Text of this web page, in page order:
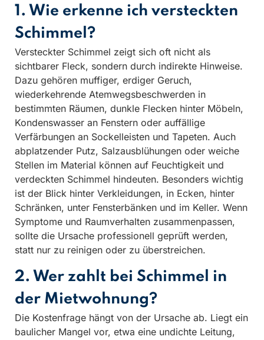
1. Wie erkenne ich versteckten
Schimmel?
Versteckter Schimmel zeigt sich oft nicht als
sichtbarer Fleck, sondern durch indirekte Hinweise.
Dazu gehören muffiger, erdiger Geruch,
wiederkehrende Atemwegsbeschwerden in
bestimmten Räumen, dunkle Flecken hinter Möbeln,
Kondenswasser an Fenstern oder auffällige
Verfärbungen an Sockelleisten und Tapeten. Auch
abplatzender Putz, Salzausblühungen oder weiche
Stellen im Material können auf Feuchtigkeit und
verdeckten Schimmel hindeuten. Besonders wichtig
ist der Blick hinter Verkleidungen, in Ecken, hinter
Schränken, unter Fensterbänken und im Keller. Wenn
Symptome und Raumverhalten zusammenpassen,
sollte die Ursache professionell geprüft werden,
statt nur zu reinigen oder zu überstreichen.
2. Wer zahlt bei Schimmel in
der Mietwohnung?
Die Kostenfrage hängt von der Ursache ab. Liegt ein
baulicher Mangel vor, etwa eine undichte Leitung,